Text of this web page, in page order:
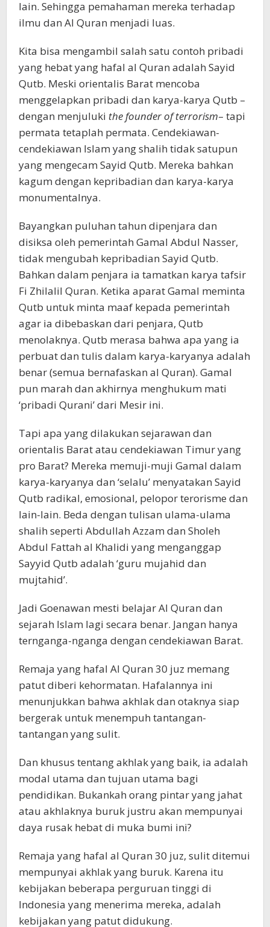
lain. Sehingga pemahaman mereka terhadap
ilmu dan Al Quran menjadi luas.
Kita bisa mengambil salah satu contoh pribadi
yang hebat yang hafal al Quran adalah Sayid
Qutb. Meski orientalis Barat mencoba
menggelapkan pribadi dan karya-karya Qutb –
dengan menjuluki the founder of terrorism– tapi
permata tetaplah permata. Cendekiawan-
cendekiawan Islam yang shalih tidak satupun
yang mengecam Sayid Qutb. Mereka bahkan
kagum dengan kepribadian dan karya-karya
monumentalnya.
Bayangkan puluhan tahun dipenjara dan
disiksa oleh pemerintah Gamal Abdul Nasser,
tidak mengubah kepribadian Sayid Qutb.
Bahkan dalam penjara ia tamatkan karya tafsir
Fi Zhilalil Quran. Ketika aparat Gamal meminta
Qutb untuk minta maaf kepada pemerintah
agar ia dibebaskan dari penjara, Qutb
menolaknya. Qutb merasa bahwa apa yang ia
perbuat dan tulis dalam karya-karyanya adalah
benar (semua bernafaskan al Quran). Gamal
pun marah dan akhirnya menghukum mati
‘pribadi Qurani’ dari Mesir ini.
Tapi apa yang dilakukan sejarawan dan
orientalis Barat atau cendekiawan Timur yang
pro Barat? Mereka memuji-muji Gamal dalam
karya-karyanya dan ‘selalu’ menyatakan Sayid
Qutb radikal, emosional, pelopor terorisme dan
lain-lain. Beda dengan tulisan ulama-ulama
shalih seperti Abdullah Azzam dan Sholeh
Abdul Fattah al Khalidi yang menganggap
Sayyid Qutb adalah ‘guru mujahid dan
mujtahid’.
Jadi Goenawan mesti belajar Al Quran dan
sejarah Islam lagi secara benar. Jangan hanya
ternganga-nganga dengan cendekiawan Barat.
Remaja yang hafal Al Quran 30 juz memang
patut diberi kehormatan. Hafalannya ini
menunjukkan bahwa akhlak dan otaknya siap
bergerak untuk menempuh tantangan-
tantangan yang sulit.
Dan khusus tentang akhlak yang baik, ia adalah
modal utama dan tujuan utama bagi
pendidikan. Bukankah orang pintar yang jahat
atau akhlaknya buruk justru akan mempunyai
daya rusak hebat di muka bumi ini?
Remaja yang hafal al Quran 30 juz, sulit ditemui
mempunyai akhlak yang buruk. Karena itu
kebijakan beberapa perguruan tinggi di
Indonesia yang menerima mereka, adalah
kebijakan yang patut didukung.